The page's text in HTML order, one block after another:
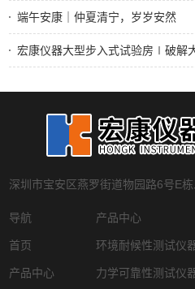
端午安康｜仲夏清宁，岁岁安然
宏康仪器大型步入式试验房∣破解
深圳市宝安区燕罗街道物园路6号E
导航
首页
产品中心
产品中心
环境耐候性测试仪
力学可靠性测试仪